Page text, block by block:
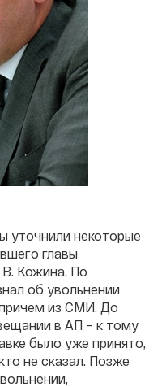
уточнили некоторые
главы
Кожина. По
об увольнении
из СМИ. До
в АП – к тому
было уже принято,
не сказал. Позже